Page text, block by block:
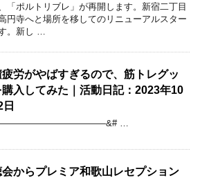
「ポルトリブレ」が再開します。新宿二丁目
円寺へと場所を移してのリニューアルスター
。新し …
労がやばすぎるので、筋トレグッ
購入してみた｜活動日記：2023年10
日
…
からプレミア和歌山レセプション